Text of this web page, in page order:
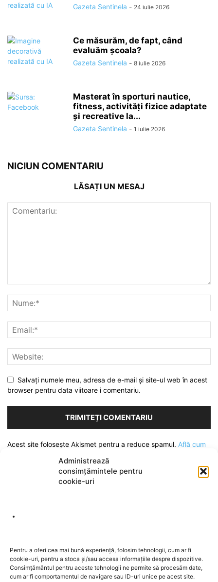
Administrează
consimțămintele pentru
cookie-uri
Pentru a oferi cea mai bună experiență, folosim tehnologii, cum ar fi
cookie-uri, pentru a stoca și/sau accesa informațiile despre dispozitive.
Consimțământul pentru aceste tehnologii ne permite să procesăm date,
cum ar fi comportamentul de navigare sau ID-uri unice pe acest site.
Gazeta Sentinela - 24 iulie 2026
Ce măsurăm, de fapt, când
evaluăm școala?
Gazeta Sentinela - 8 iulie 2026
Masterat în sporturi nautice,
fitness, activități fizice adaptate
și recreative la...
Gazeta Sentinela - 1 iulie 2026
NICIUN COMENTARIU
LĂSAȚI UN MESAJ
Salvați numele meu, adresa de e-mail și site-ul web în acest
browser pentru data viitoare i comentariu.
Acest site folosește Akismet pentru a reduce spamul. Află cum
Contactați-ne: redactia@sentinela.ro